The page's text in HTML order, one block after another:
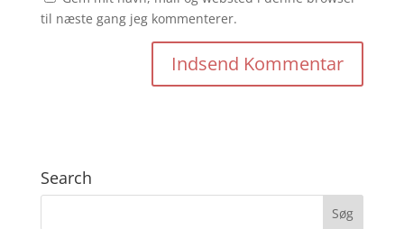
til næste gang jeg kommenterer.
Search